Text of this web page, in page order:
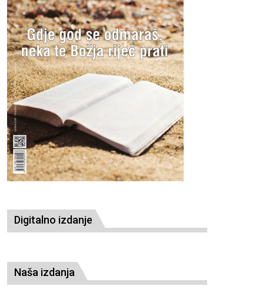
Digitalno izdanje
Naša izdanja